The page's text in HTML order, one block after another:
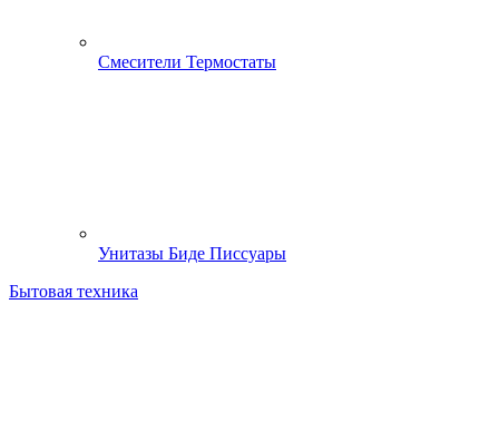
Смесители Термостаты
Унитазы Биде Писсуары
Бытовая техника